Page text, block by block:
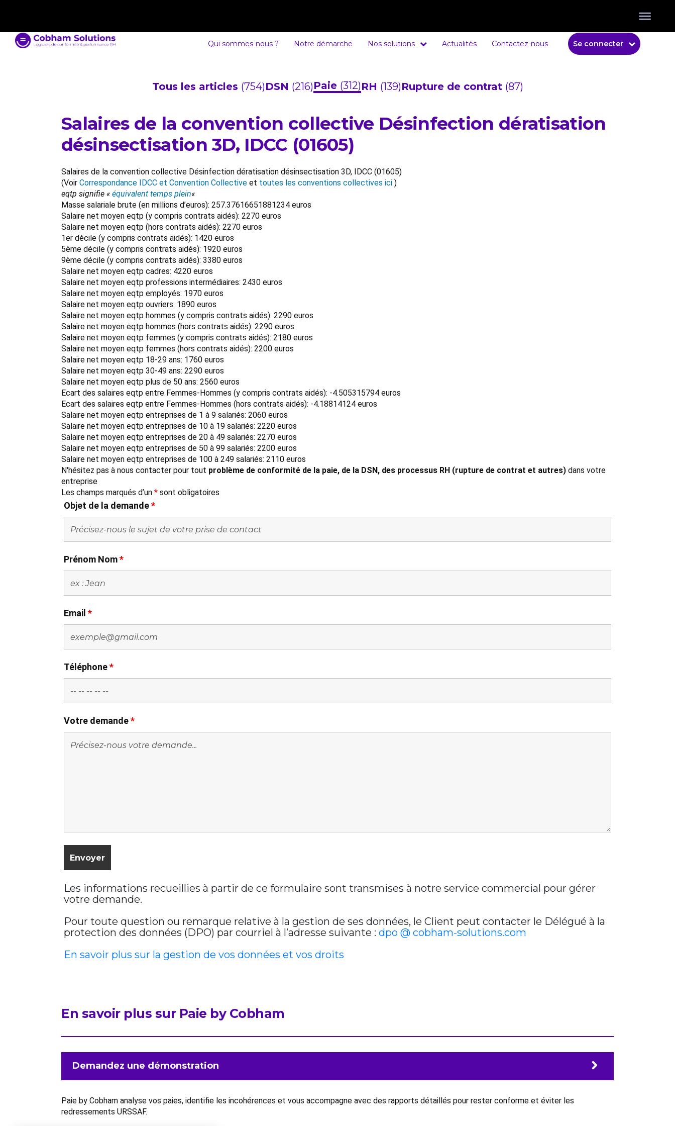
Qui sommes-nous ? Notre démarche Nos solutions Actualités Contactez-nous Se connecter
Tous les articles (754)DSN (216)Paie (312)RH (139)Rupture de contrat (87)
Salaires de la convention collective Désinfection dératisation
désinsectisation 3D, IDCC (01605)
Salaires de la convention collective Désinfection dératisation désinsectisation 3D, IDCC (01605)
(Voir Correspondance IDCC et Convention Collective et toutes les conventions collectives ici )
eqtp signifie « équivalent temps plein«
Masse salariale brute (en millions d’euros): 257.37616651881234 euros
Salaire net moyen eqtp (y compris contrats aidés): 2270 euros
Salaire net moyen eqtp (hors contrats aidés): 2270 euros
1er décile (y compris contrats aidés): 1420 euros
5ème décile (y compris contrats aidés): 1920 euros
9ème décile (y compris contrats aidés): 3380 euros
Salaire net moyen eqtp cadres: 4220 euros
Salaire net moyen eqtp professions intermédiaires: 2430 euros
Salaire net moyen eqtp employés: 1970 euros
Salaire net moyen eqtp ouvriers: 1890 euros
Salaire net moyen eqtp hommes (y compris contrats aidés): 2290 euros
Salaire net moyen eqtp hommes (hors contrats aidés): 2290 euros
Salaire net moyen eqtp femmes (y compris contrats aidés): 2180 euros
Salaire net moyen eqtp femmes (hors contrats aidés): 2200 euros
Salaire net moyen eqtp 18-29 ans: 1760 euros
Salaire net moyen eqtp 30-49 ans: 2290 euros
Salaire net moyen eqtp plus de 50 ans: 2560 euros
Ecart des salaires eqtp entre Femmes-Hommes (y compris contrats aidés): -4.505315794 euros
Ecart des salaires eqtp entre Femmes-Hommes (hors contrats aidés): -4.18814124 euros
Salaire net moyen eqtp entreprises de 1 à 9 salariés: 2060 euros
Salaire net moyen eqtp entreprises de 10 à 19 salariés: 2220 euros
Salaire net moyen eqtp entreprises de 20 à 49 salariés: 2270 euros
Salaire net moyen eqtp entreprises de 50 à 99 salariés: 2200 euros
Salaire net moyen eqtp entreprises de 100 à 249 salariés: 2110 euros
N'hésitez pas à nous contacter pour tout problème de conformité de la paie, de la DSN, des processus RH (rupture de contrat et autres) dans votre
entreprise
Les champs marqués d’un * sont obligatoires
Objet de la demande*
Prénom Nom*
Email *
Téléphone*
Votre demande*
Les informations recueillies à partir de ce formulaire sont transmises à notre service commercial pour gérer
votre demande.
Pour toute question ou remarque relative à la gestion de ses données, le Client peut contacter le Délégué à la
protection des données (DPO) par courriel à l’adresse suivante : dpo @ cobham-solutions.com
En savoir plus sur la gestion de vos données et vos droits
En savoir plus sur Paie by Cobham
Demandez une démonstration
Paie by Cobham analyse vos paies, identifie les incohérences et vous accompagne avec des rapports détaillés pour rester conforme et éviter les
redressements URSSAF.